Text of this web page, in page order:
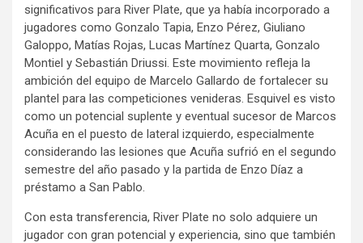
significativos para River Plate, que ya había incorporado a
jugadores como Gonzalo Tapia, Enzo Pérez, Giuliano
Galoppo, Matías Rojas, Lucas Martínez Quarta, Gonzalo
Montiel y Sebastián Driussi. Este movimiento refleja la
ambición del equipo de Marcelo Gallardo de fortalecer su
plantel para las competiciones venideras. Esquivel es visto
como un potencial suplente y eventual sucesor de Marcos
Acuña en el puesto de lateral izquierdo, especialmente
considerando las lesiones que Acuña sufrió en el segundo
semestre del año pasado y la partida de Enzo Díaz a
préstamo a San Pablo.
Con esta transferencia, River Plate no solo adquiere un
jugador con gran potencial y experiencia, sino que también